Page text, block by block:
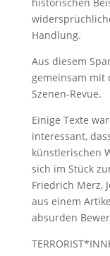
Handlung.
Aus diesem
gemeinsam mit
Szenen-Revue.
Einige Texte
interessant,
künstlerischen
sich im Stück
Friedrich Merz,
aus einem
absurden